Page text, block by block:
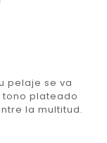
pelaje se va
tono plateado
la multitud.